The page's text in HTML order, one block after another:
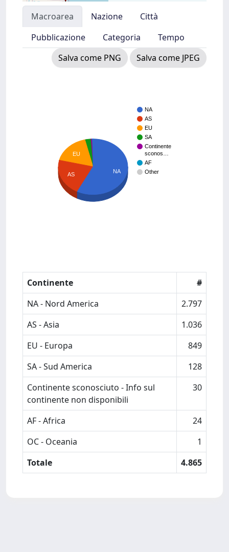
Macroarea Nazione
Città
Pubblicazione
Categoria
Tempo
Salva come PNG
Salva come JPEG
NA
AS
EU
SA
Continente
sconos…
AF
Other
EU
AS
NA
Continente
#
NA - Nord America
2.797
AS - Asia
1.036
EU - Europa
849
SA - Sud America
128
Continente sconosciuto - Info sul
continente non disponibili
30
AF - Africa
24
OC - Oceania
1
Totale
4.865